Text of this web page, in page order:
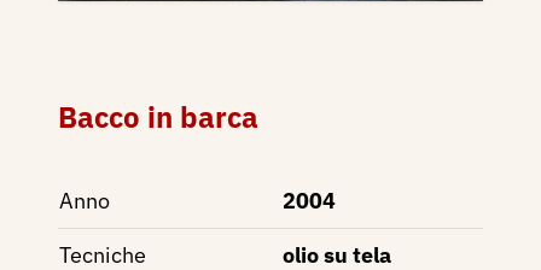
Bacco in barca
Anno
2004
Tecniche
olio su tela